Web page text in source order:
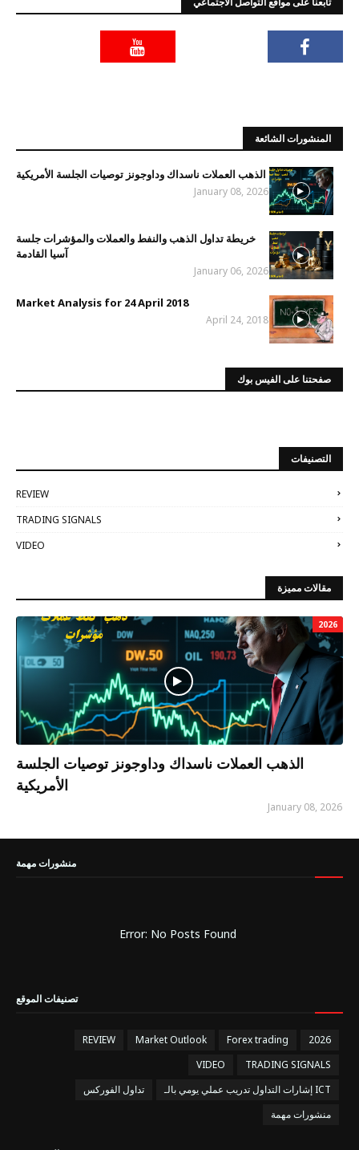
المنشورات الشائعة
الذهب العملات ناسداك وداوجونز توصيات الجلسة الأمريكية
January 08, 2026
خريطة تداول الذهب والنفط والعملات والمؤشرات جلسة
آسيا القادمة
January 06, 2026
Market Analysis for 24 April 2018
April 24, 2018
صفحتنا على الفيس بوك
التصنيفات
REVIEW
TRADING SIGNALS
VIDEO
مقالات مميزة
2026
الذهب العملات ناسداك وداوجونز توصيات الجلسة
الأمريكية
January 08, 2026
منشورات مهمة
Error: No Posts Found
تصنيفات الموقع
2026
Forex trading
Market Outlook
REVIEW
TRADING SIGNALS
VIDEO
إشارات التداول تدريب عملي يومي بالـ ICT
تداول الفوركس
منشورات مهمة